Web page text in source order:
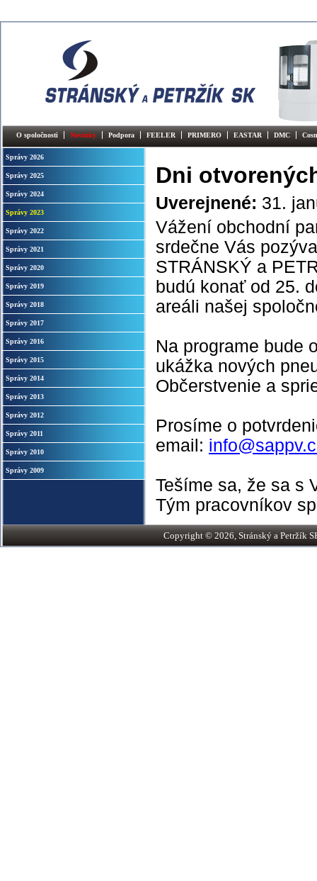
O spoločnosti Novinky Podpora FEELER PRIMERO EASTAR DMC
Správy 2026
Správy 2025
Správy 2024
Správy 2023
Správy 2022
Správy 2021
Správy 2020
Správy 2019
Správy 2018
Správy 2017
Správy 2016
Správy 2015
Správy 2014
Správy 2013
Správy 2012
Správy 2011
Správy 2010
Správy 2009
Dni
Uverejnené: 31.
Vážení obchodní
srdečne Vás
STRÁNSKÝ a
budú konať od 25.
areáli našej
Na programe bude
ukážka nových
Občerstvenie a
Prosíme o
email:
Tešíme sa, že sa s
Tým pracovníkov
Copyright © 2026, Stránský a Petržík